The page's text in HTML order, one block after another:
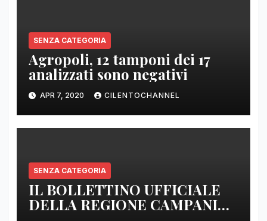
SENZA CATEGORIA
Agropoli, 12 tamponi dei 17
analizzati sono negativi
APR 7, 2020 CILENTOCHANNEL
SENZA CATEGORIA
IL BOLLETTINO UFFICIALE
DELLA REGIONE CAMPANIA